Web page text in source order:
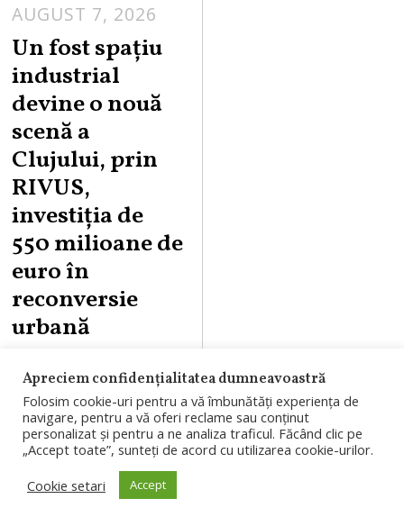
AUGUST 7, 2026
Un fost spațiu
industrial
devine o nouă
scenă a
Clujului, prin
RIVUS,
investiția de
550 milioane de
euro în
reconversie
urbană
RIVUS, cel mai
mare proiect de
regenerare urbană
aflat în construcție
din țară, dezvoltat
Apreciem confidențialitatea dumneavoastră
Folosim cookie-uri pentru a vă îmbunătăți experiența de
navigare, pentru a vă oferi reclame sau conținut
personalizat și pentru a ne analiza traficul. Făcând clic pe
„Accept toate”, sunteți de acord cu utilizarea cookie-urilor.
Cookie setari
Accept